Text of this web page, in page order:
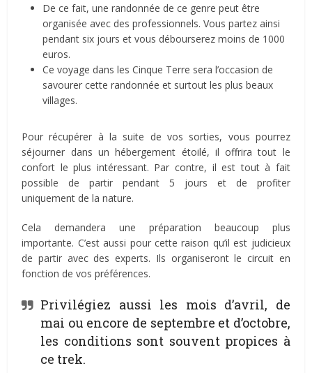
De ce fait, une randonnée de ce genre peut être
organisée avec des professionnels. Vous partez ainsi
pendant six jours et vous débourserez moins de 1000
euros.
Ce voyage dans les Cinque Terre sera l’occasion de
savourer cette randonnée et surtout les plus beaux
villages.
Pour récupérer à la suite de vos sorties, vous pourrez
séjourner dans un hébergement étoilé, il offrira tout le
confort le plus intéressant. Par contre, il est tout à fait
possible de partir pendant 5 jours et de profiter
uniquement de la nature.
Cela demandera une préparation beaucoup plus
importante. C’est aussi pour cette raison qu’il est judicieux
de partir avec des experts. Ils organiseront le circuit en
fonction de vos préférences.
Privilégiez aussi les mois d’avril, de
mai ou encore de septembre et d’octobre,
les conditions sont souvent propices à
ce trek.